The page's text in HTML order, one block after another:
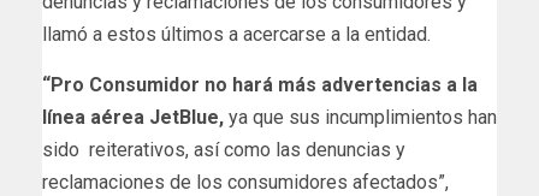
llamó a estos últimos a acercarse a la entidad.
“Pro Consumidor no hará más advertencias a la
línea aérea JetBlue, ya que sus incumplimientos han
sido reiterativos, así como las denuncias y
reclamaciones de los consumidores afectados”,